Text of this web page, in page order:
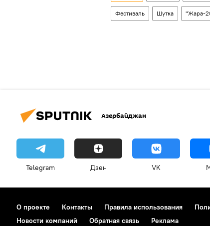
Фестиваль Шутка "Жара-
Азербайджан
Telegram Дзен VK
О проекте Контакты Правила использования
Новости компаний
Обратная связь Реклама